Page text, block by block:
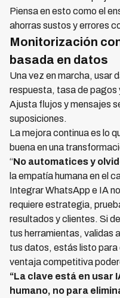
Piensa en esto como el
ahorras sustos y errores
Monitorización
basada en datos
Una vez en marcha, usar
respuesta, tasa de pagos
Ajusta flujos y mensajes
suposiciones.
La mejora continua es lo
buena en una
“No automatices y
la empatía humana en el
Integrar WhatsApp e IA
requiere estrategia,
resultados y clientes. Si
tus herramientas, validas
tus datos, estás listo para
ventaja competitiva
“La clave está en usar
humano, no para